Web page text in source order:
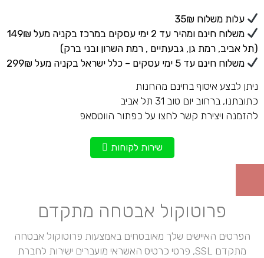
עלות משלוח 35₪
משלוח חינם ומהיר עד 2 ימי עסקים במרכז בקניה מעל 149₪
(תל אביב, רמת גן, גבעתיים , רמת השרון ובני ברק)
משלוח חינם עד 5 ימי עסקים – כלל ישראל בקניה מעל 299₪
ניתן לבצע איסוף בחינם מהחנות
כתובתנו, ברחוב יום טוב 31 תל אביב
להזמנה ויצירת קשר לחצו על כפתור הווטסאפ
שירות לקוחות
פרוטוקול אבטחה מתקדם
הפרטים האיישים שלך מאובטחים באמצעות פרוטוקול אבטחה
מתקדם SSL, פרטי כרטיס האשראי מועברים ישירות לחברת